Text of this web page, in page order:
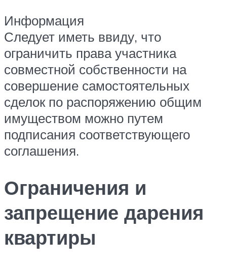
Информация
Следует иметь ввиду, что
ограничить права участника
совместной собственности на
совершение самостоятельных
сделок по распоряжению общим
имуществом можно путем
подписания соответствующего
соглашения.
Ограничения и
запрещение дарения
квартиры